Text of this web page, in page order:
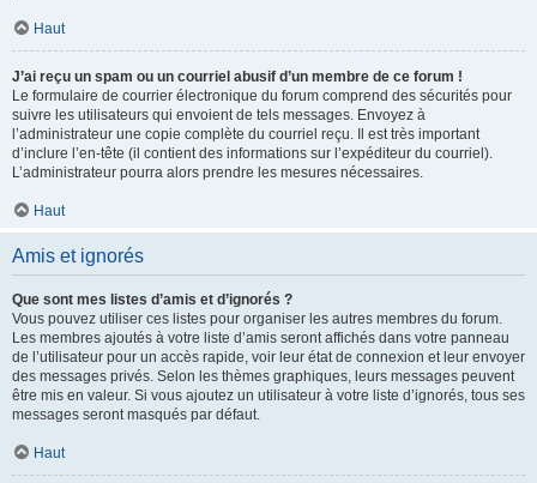
Haut
J’ai reçu un spam ou un courriel abusif d’un membre de ce forum !
Le formulaire de courrier électronique du forum comprend des sécurités pour
suivre les utilisateurs qui envoient de tels messages. Envoyez à
l’administrateur une copie complète du courriel reçu. Il est très important
d’inclure l’en-tête (il contient des informations sur l’expéditeur du courriel).
L’administrateur pourra alors prendre les mesures nécessaires.
Haut
Amis et ignorés
Que sont mes listes d’amis et d’ignorés ?
Vous pouvez utiliser ces listes pour organiser les autres membres du forum.
Les membres ajoutés à votre liste d’amis seront affichés dans votre panneau
de l’utilisateur pour un accès rapide, voir leur état de connexion et leur envoyer
des messages privés. Selon les thèmes graphiques, leurs messages peuvent
être mis en valeur. Si vous ajoutez un utilisateur à votre liste d’ignorés, tous ses
messages seront masqués par défaut.
Haut